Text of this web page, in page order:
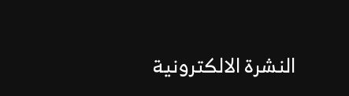
النشرة الالكترونية